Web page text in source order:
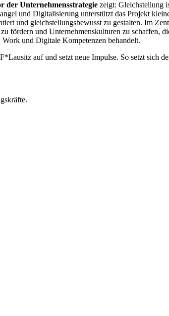
der Unternehmensstrategie zeigt: Gleichstellung
und Digitalisierung unterstützt das Projekt
und gleichstellungsbewusst zu gestalten. Im
fördern und Unternehmenskulturen zu schaffen,
und Digitale Kompetenzen behandelt.
auf und setzt neue Impulse. So setzt sich